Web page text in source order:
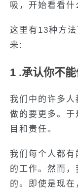
吸，开始看看什
这里有13种方
来:
1 .承认你不
我们中的许多
做的要更多。
目和责任。
我们每个人都
的工作。然而
的。即使是现